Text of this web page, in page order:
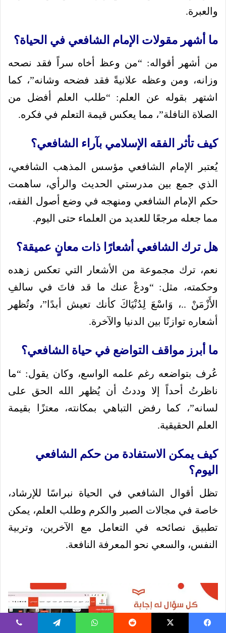
والعبرة.
ما أشهر مقولات الإمام الشافعي في الحياة؟
من أشهر أقواله: “من وعظ أخاه سراً فقد نصحه
وزانه، ومن وعظه علانيةً فقد فضحه وشانه”، كما
اشتهر بقوله عن العلم: “طلب العلم أفضل من
الصلاة النافلة”، مما يعكس قيمة التعلم في فكره.
كيف تأثر الفقه الإسلامي بآراء الشافعي؟
يُعتبر الإمام الشافعي مؤسس المذهب الشافعي،
الذي جمع بين مدرستي الحديث والرأي، ساهمت
حكم الإمام الشافعي ومنهجه في وضع أصول الفقه،
مما جعله مرجعًا للعديد من العلماء حتى اليوم.
هل ترك الشافعي أشعارًا ذات معانٍ عميقة؟
نعم، ترك مجموعة من الأشعار التي تعكس زهده
وحكمته، مثل: “ودعْ عنك ما قد فاتَ في سالفِ
الأَزْمَنْ ..، وَاسْعَ لِدُنْيَاكَ كأنك تعيش أبدًا”، وتُظهر
أشعاره توازنًا بين الدنيا والآخرة.
ما أبرز مواقف التواضع في حياة الشافعي؟
عُرف بتواضعه رغم علمه الواسع، وكان يقول: “ما
ناظرتُ أحداً إلا وددتُ أن يُظهر الله الحق على
لسانه”، كما رفض التباهي بمكانته، معتزًا بقيمة
العلم الحقيقية.
كيف يمكن الاستفادة من حكم الشافعي
اليوم؟
تظل أقوال الشافعي في الحياة نبراسًا للإرشاد،
خاصة في مجالات الصبر والكرم وطلب العلم، يمكن
تطبيق نصائحه في التعامل مع الآخرين، وتربية
النفس، والسعي نحو المعرفة النافعة.